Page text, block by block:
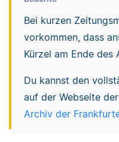
Bei kurzen
vorkommen, dass
Kürzel am Ende des
Du kannst den
auf der Webseite
Archiv der